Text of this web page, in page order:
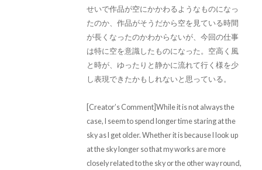
せいで作品が空にかかわるようなものになっ
たのか、作品がそうだから空を見ている時間
が長くなったのかわからないが、今回の仕事
は特に空を意識したものになった。空高く風
と時が、ゆったりと静かに流れて行く様を少
し表現できたかもしれないと思っている。
[Creator’s Comment]While it is not always the
case, I seem to spend longer time staring at the
sky as I get older. Whether it is because I look up
at the sky longer so that my works are more
closely related to the sky or the other way round,